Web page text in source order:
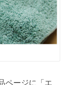
ページに「エ